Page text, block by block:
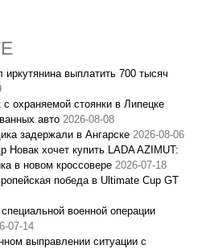
иркутянина выплатить 700 тысяч
охраняемой стоянки в Липецке
авто 2026-08-08
задержали в Ангарске 2026-08-06
Новак хочет купить LADA AZIMUT:
в новом кроссовере 2026-07-18
победа в Ultimate Cup GT
военной операции
07-14
выправлении ситуации с